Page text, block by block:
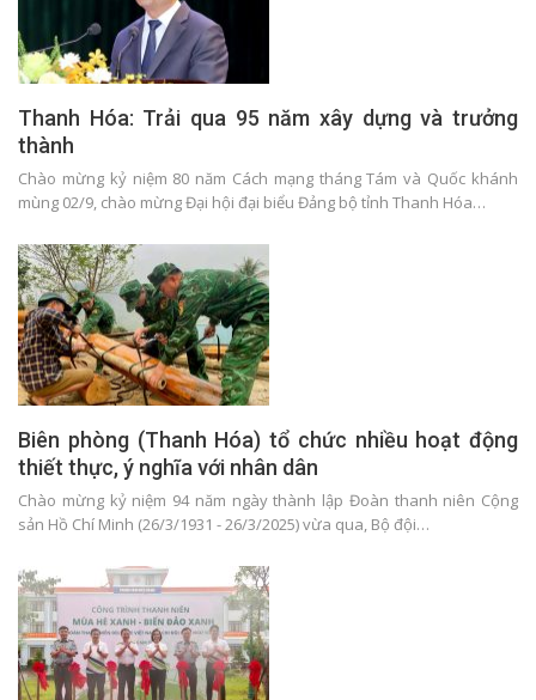
Thanh Hóa: Trải qua 95 năm xây dựng và trưởng
thành
Chào mừng kỷ niệm 80 năm Cách mạng tháng Tám và Quốc khánh
mùng 02/9, chào mừng Đại hội đại biểu Đảng bộ tỉnh Thanh Hóa…
Biên phòng (Thanh Hóa) tổ chức nhiều hoạt động
thiết thực, ý nghĩa với nhân dân
Chào mừng kỷ niệm 94 năm ngày thành lập Đoàn thanh niên Cộng
sản Hồ Chí Minh (26/3/1931 - 26/3/2025) vừa qua, Bộ đội…